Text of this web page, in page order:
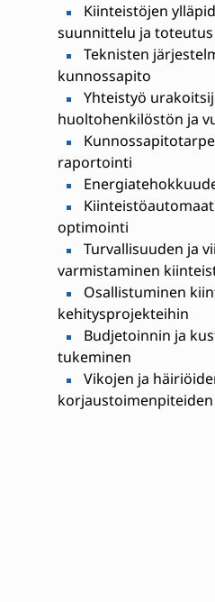
Kiinteistöjen
suunnittelu ja toteutus
Teknisten
kunnossapito
Yhteistyö
huoltohenkilöstön ja
raportointi
optimointi
Turvallisuuden ja
varmistaminen
Osallistuminen
kehitysprojekteihin
Budjetoinnin ja
tukeminen
Vikojen ja